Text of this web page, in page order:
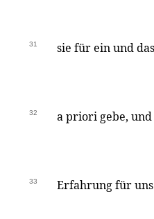
31 sie für ein und
32 a priori gebe,
33 Erfahrung für